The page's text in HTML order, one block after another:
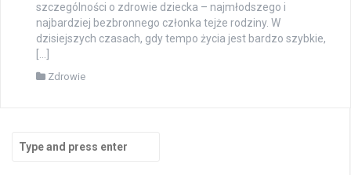
szczególności o zdrowie dziecka – najmłodszego i
najbardziej bezbronnego członka tejże rodziny. W
dzisiejszych czasach, gdy tempo życia jest bardzo szybkie,
[…]
Zdrowie
Search
for: